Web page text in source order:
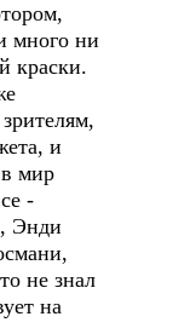
много ни
краски.
и
мир
-
Энди
не знал
на